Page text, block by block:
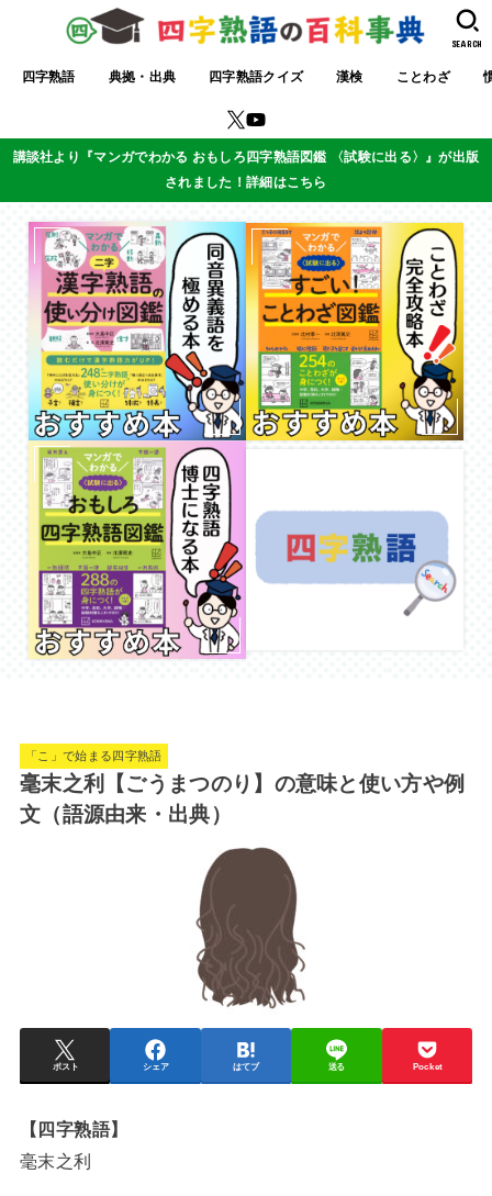
四字熟語 典拠・出典 四字熟語クイズ 漢検 ことわざ
SEARCH
講談社より『マンガでわかる おもしろ四字熟語図鑑 〈試験に出る〉』が出版
されました！詳細はこちら
「こ」で始まる四字熟語
毫末之利【ごうまつのり】の意味と使い方や例
文（語源由来・出典）
ポスト シェア はてブ 送る Pocket
【四字熟語】
毫末之利